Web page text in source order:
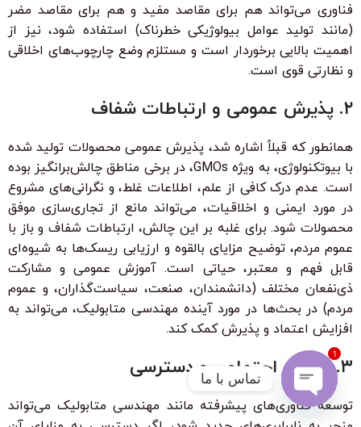
فناوری می‌تواند هم برای مقاصد مفید و هم برای مقاصد مضر
(مانند تولید عوامل بیولوژیکی خطرناک) استفاده شود، نیز از
اهمیت بالایی برخوردار است و مستلزم وضع چارچوب‌های اخلاقی
و نظارتی قوی است.
۲. پذیرش عمومی و ارتباطات شفاف
همانطور که قبلاً اشاره شد، پذیرش عمومی محصولات تولید شده
با بیوتکنولوژی، به ویژه GMOs، در برخی مناطق چالش‌برانگیز بوده
است. عدم درک کافی از علم، اطلاعات غلط، و نگرانی‌های مشروع
در مورد ایمنی و اخلاقیات، می‌تواند مانع از تجاری‌سازی موفق
محصولات شود. برای غلبه بر این چالش، ارتباطات شفاف و باز با
عموم مردم، توضیح مزایای بالقوه و ارزیابی ریسک‌ها به شیوه‌ای
قابل فهم و معتبر، حیاتی است. آموزش عمومی و مشارکت
ذی‌نفعان مختلف (دانشمندان، صنعت، سیاست‌گذاران، و عموم
مردم) در بحث‌ها در مورد آینده مهندسی متابولیک، می‌تواند به
افزایش اعتماد و پذیرش کمک کند.
۳. عدالت اجتماعی و دسترسی
توسعه فناوری‌های پیشرفته مانند مهندسی متابولیک می‌تواند
تماس با ما
Open
1